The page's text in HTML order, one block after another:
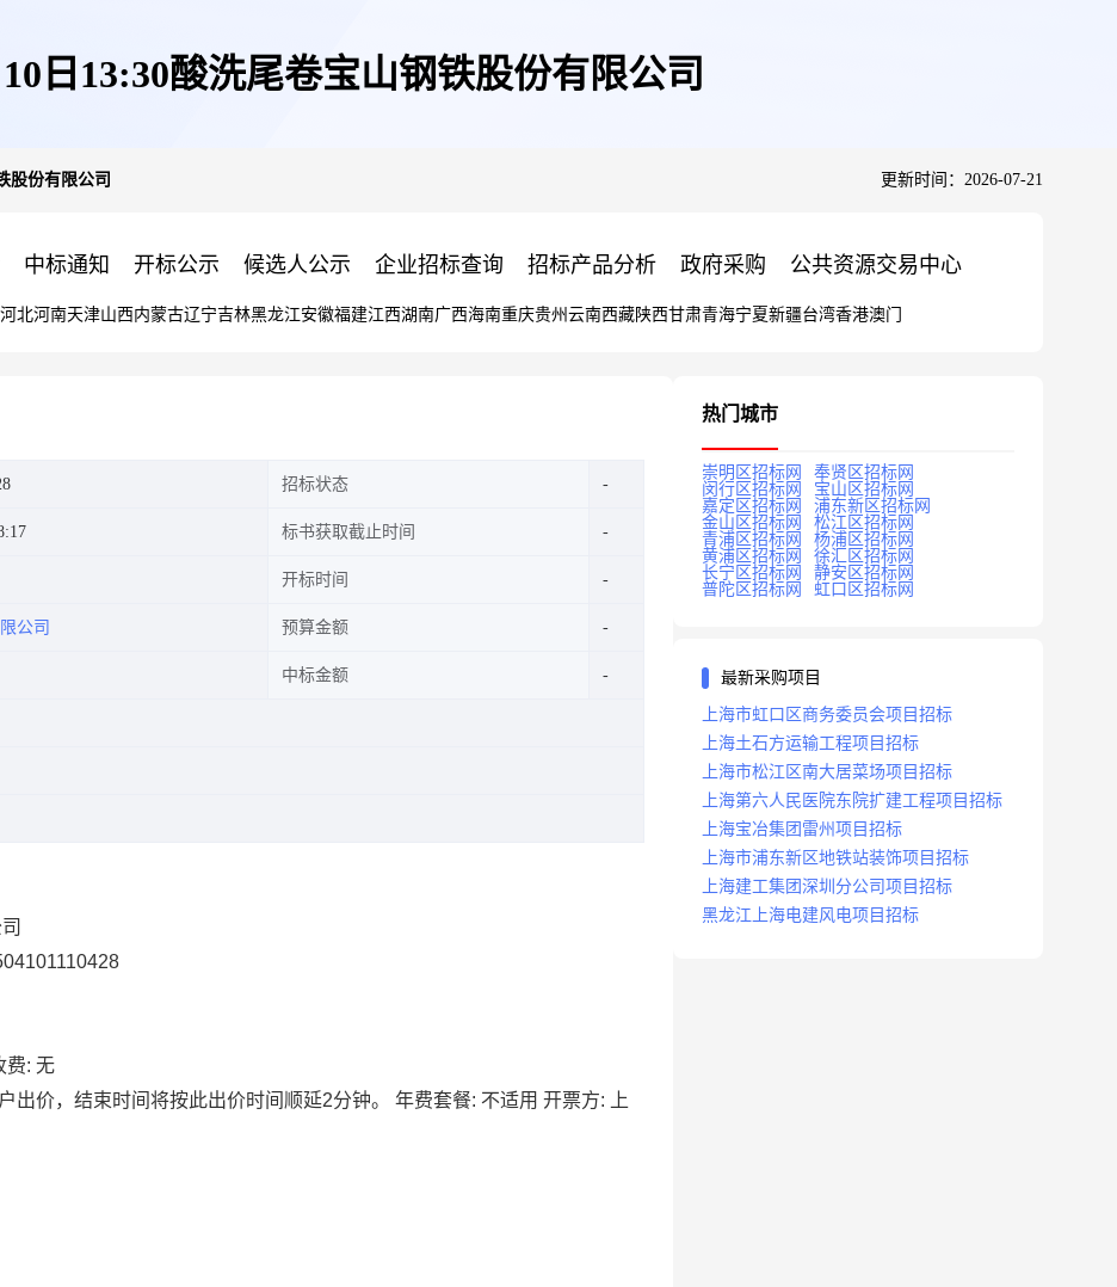
日13:30酸洗尾卷宝山钢铁股份有限公司
股份有限公司 更新时间：2026-07-21
中标通知 开标公示 候选人公示 企业招标查询 招标产品分析 政府采购 公共资源交易中心
河北河南天津山西内蒙古辽宁吉林黑龙江安徽福建江西湖南广西海南重庆贵州 云南西藏陕西甘肃青海宁夏新疆台湾香港澳门
招标状态
标书获取截止时间
开标时间
公司 预算金额
中标金额
费: 无
出价，结束时间将按此出价时间顺延2分钟。 年费套餐: 不适用 开票方: 上
热门城市
崇明区招标网
奉贤区招标网
闵行区招标网
宝山区招标网
嘉定区招标网
浦东新区招标网
金山区招标网
松江区招标网
青浦区招标网
杨浦区招标网
黄浦区招标网
徐汇区招标网
长宁区招标网
静安区招标网
普陀区招标网
虹口区招标网
最新采购项目
上海市虹口区商务委员会项目招标
上海土石方运输工程项目招标
上海市松江区南大居菜场项目招标
上海第六人民医院东院扩建工程项目招标
上海宝冶集团雷州项目招标
上海市浦东新区地铁站装饰项目招标
上海建工集团深圳分公司项目招标
黑龙江上海电建风电项目招标